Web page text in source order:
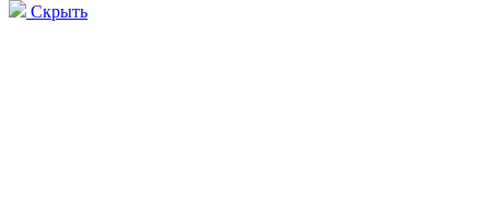
Скрыть